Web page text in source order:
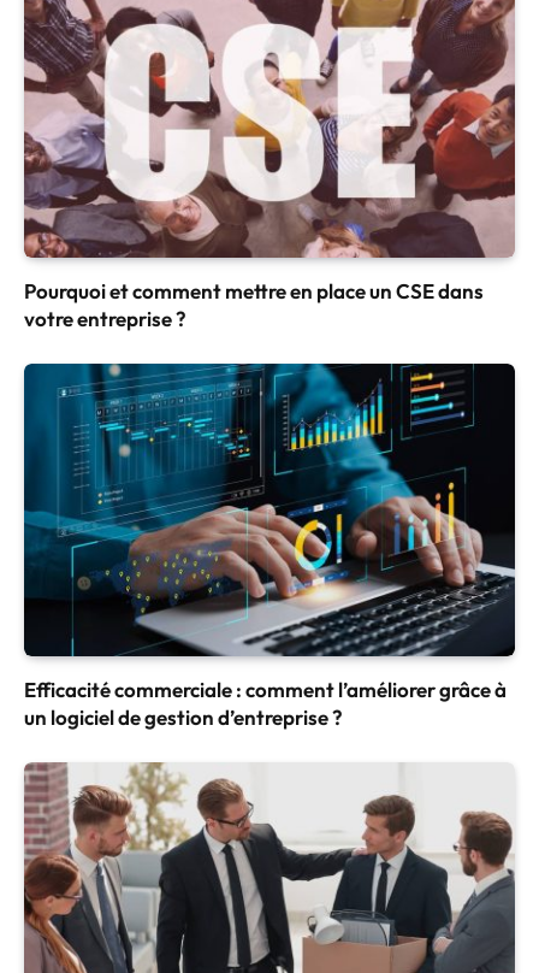
Pourquoi et comment mettre en place un CSE dans
votre entreprise ?
Efficacité commerciale : comment l’améliorer grâce à
un logiciel de gestion d’entreprise ?